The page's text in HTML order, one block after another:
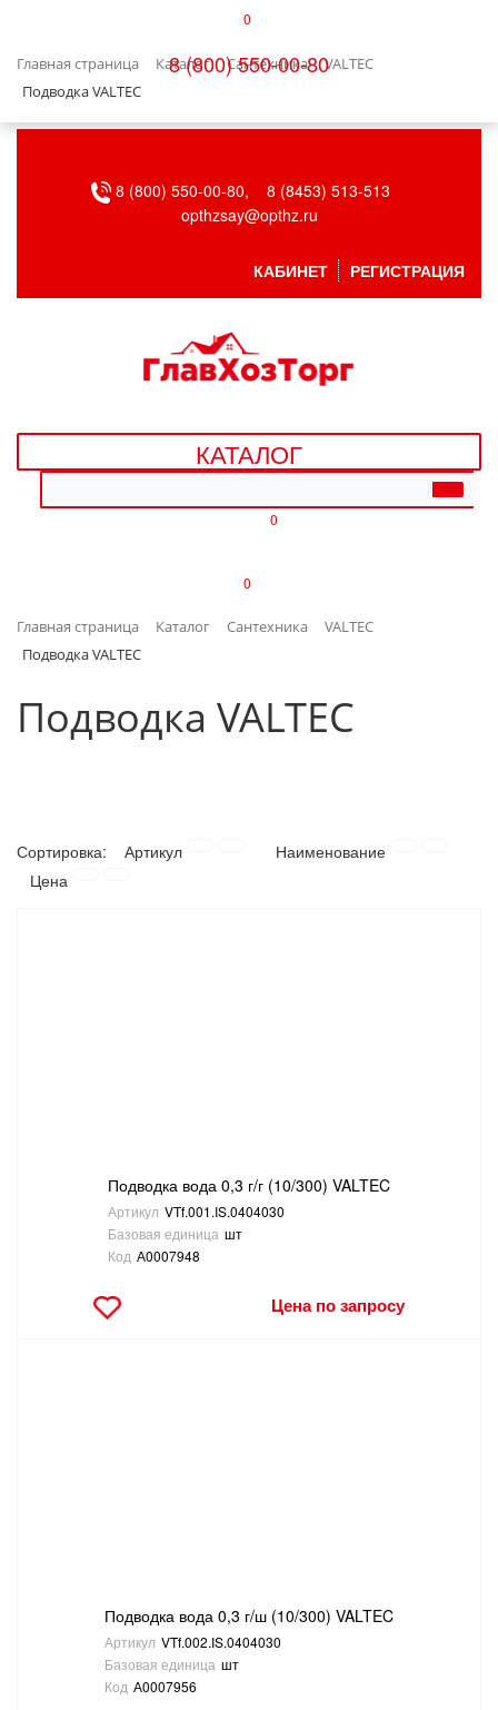
0
8 (800) 550-00-80
Главная страница Каталог Сантехника
VALTEC
Подводка VALTEC
БЫТОВАЯ ТЕХНИКА
ВЕНТИЛЯЦИЯ
ДАЧА, САД И ОГОРОД
ДЕТСКИЕ ТОВАРЫ
ИНТЕРЬЕР
ЛАКОКРАСОЧНЫЕ МАТЕРИАЛЫ
СНЕГОУБОРОЧНЫЙ ИНВЕНТАРЬ
СТРЕМЯНКИ,ЛЕСТНИЦЫ
СТРОИТЕЛЬНЫЕ И ОТДЕЛОЧНЫЕ МАТЕРИАЛЫ
ЭЛЕКТРОМОНТАЖНЫЕ ТОВАРЫ, СВЕТОТЕХНИКА
8 (800) 550-00-80,
8 (8453) 513-513
opthzsay@opthz.ru
КАБИНЕТ РЕГИСТРАЦИЯ
КАТАЛОГ
0
0
Главная страница Каталог Сантехника
VALTEC
Подводка VALTEC
Подводка VALTEC
Сортировка: Артикул
Наименование
Цена
Подводка вода 0,3 г/г (10/300) VALTEC
Артикул VTf.001.IS.0404030
Базовая единица шт
Код А0007948
Цена по запросу
Подводка вода 0,3 г/ш (10/300) VALTEC
Артикул VTf.002.IS.0404030
Базовая единица шт
Код А0007956